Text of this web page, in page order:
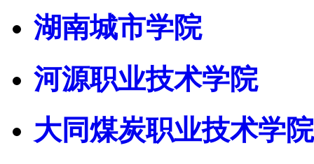
湖南城市学院
河源职业技术学院
大同煤炭职业技术学院